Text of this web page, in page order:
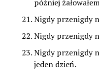
później
Nigdy przenigdy
Nigdy przenigdy
Nigdy przenigdy
jeden dzień.